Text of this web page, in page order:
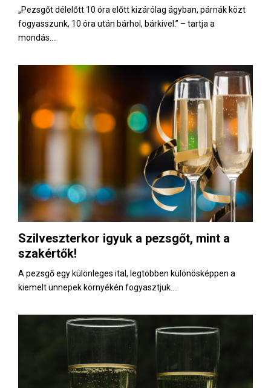
„Pezsgőt délelőtt 10 óra előtt kizárólag ágyban, párnák közt
fogyasszunk, 10 óra után bárhol, bárkivel.” – tartja a
mondás....
Szilveszterkor igyuk a pezsgőt, mint a
szakértők!
A pezsgő egy különleges ital, legtöbben különösképpen a
kiemelt ünnepek környékén fogyasztjuk....